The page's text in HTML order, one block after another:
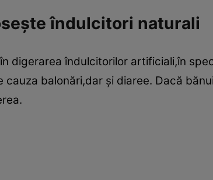
îndulcitori naturali
digerarea îndulcitorilor artificiali,în
balonări,dar şi diaree. Dacă